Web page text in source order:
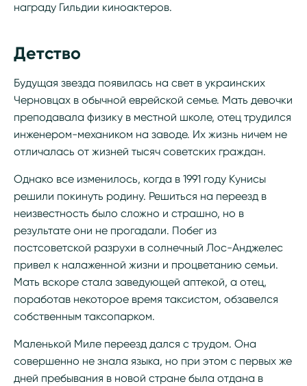
награду Гильдии киноактеров.
Детство
Будущая звезда появилась на свет в украинских
Черновцах в обычной еврейской семье. Мать девочки
преподавала физику в местной школе, отец трудился
инженером-механиком на заводе. Их жизнь ничем не
отличалась от жизней тысяч советских граждан.
Однако все изменилось, когда в 1991 году Кунисы
решили покинуть родину. Решиться на переезд в
неизвестность было сложно и страшно, но в
результате они не прогадали. Побег из
постсоветской разрухи в солнечный Лос-Анджелес
привел к налаженной жизни и процветанию семьи.
Мать вскоре стала заведующей аптекой, а отец,
поработав некоторое время таксистом, обзавелся
собственным таксопарком.
Маленькой Миле переезд дался с трудом. Она
совершенно не знала языка, но при этом с первых же
дней пребывания в новой стране была отдана в